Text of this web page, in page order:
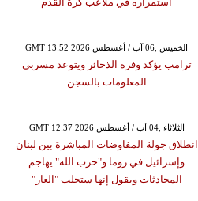
GMT 13:52 2026 الخميس ,06 آب / أغسطس
ترامب يؤكد وفرة الذخائر ويتوعد مسربي
المعلومات بالسجن
GMT 12:37 2026 الثلاثاء ,04 آب / أغسطس
انطلاق جولة المفاوضات المباشرة بين لبنان
وإسرائيل في روما و"حزب الله" يهاجم
المحادثات ويقول إنها ستجلب "العار"